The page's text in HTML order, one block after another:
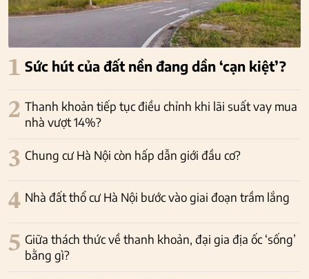
1 Sức hút của đất nền đang dần ‘cạn kiệt’?
2 Thanh khoản tiếp tục điều chỉnh khi lãi suất vay mua
nhà vượt 14%?
3 Chung cư Hà Nội còn hấp dẫn giới đầu cơ?
4 Nhà đất thổ cư Hà Nội bước vào giai đoạn trầm lắng
5 Giữa thách thức về thanh khoản, đại gia địa ốc ‘sống’
bằng gì?